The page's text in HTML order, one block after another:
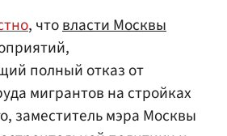
, чтовласти Москвы
полный отказ от
мигрантов на стройках
заместитель мэра Москвы